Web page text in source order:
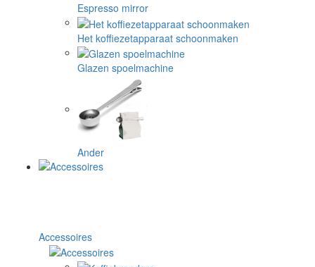
Espresso mirror
Het koffiezetapparaat schoonmaken
Glazen spoelmachine
Ander
Accessoires